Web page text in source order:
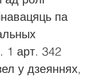
па
1 арт. 342
у дзеяннях,